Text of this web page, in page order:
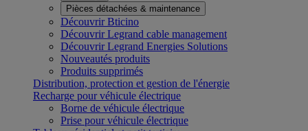
Pièces détachées & maintenance
Découvrir Bticino
Découvrir Legrand cable management
Découvrir Legrand Energies Solutions
Nouveautés produits
Produits supprimés
Distribution, protection et gestion de l'énergie
Recharge pour véhicule électrique
Borne de véhicule électrique
Prise pour véhicule électrique